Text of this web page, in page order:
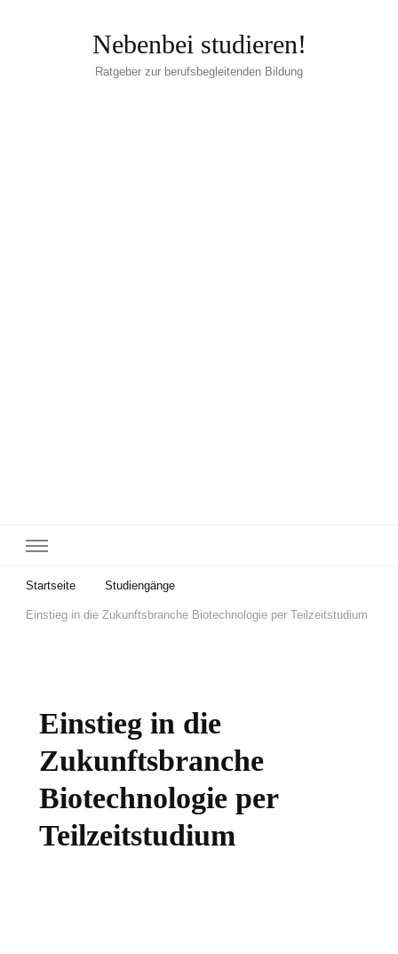
Nebenbei studieren!
Ratgeber zur berufsbegleitenden Bildung
Startseite Studiengänge
Einstieg in die Zukunftsbranche Biotechnologie per Teilzeitstudium
Einstieg in die
Zukunftsbranche
Biotechnologie per
Teilzeitstudium